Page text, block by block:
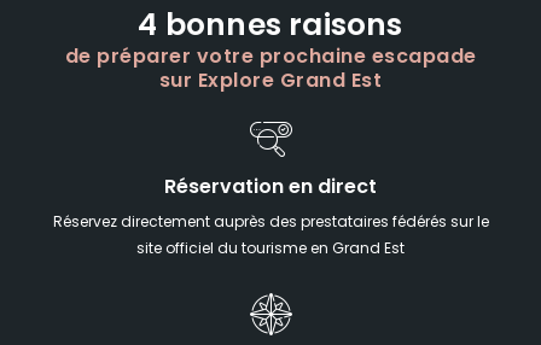
4 bonnes raisons
de préparer votre prochaine escapade
sur Explore Grand Est
Réservation en direct
Réservez directement auprès des prestataires fédérés sur le
site officiel du tourisme en Grand Est